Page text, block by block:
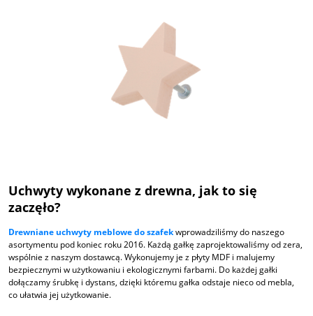
Uchwyty wykonane z drewna, jak to się
zaczęło?
Drewniane uchwyty meblowe do szafekwprowadziliśmy do naszego
asortymentu pod koniec roku 2016. Każdą gałkę zaprojektowaliśmy od zera,
wspólnie z naszym dostawcą. Wykonujemy je z płyty MDF i malujemy
bezpiecznymi w użytkowaniu i ekologicznymi farbami. Do każdej gałki
dołączamy śrubkę i dystans, dzięki któremu gałka odstaje nieco od mebla,
co ułatwia jej użytkowanie.